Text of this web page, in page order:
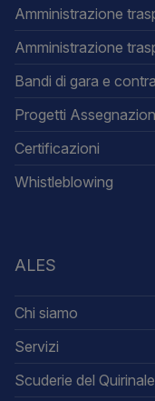
Amministrazione
Amministrazione
Bandi di gara e
Progetti
Certificazioni
Whistleblowing
ALES
Chi siamo
Servizi
Scuderie del Quirinale